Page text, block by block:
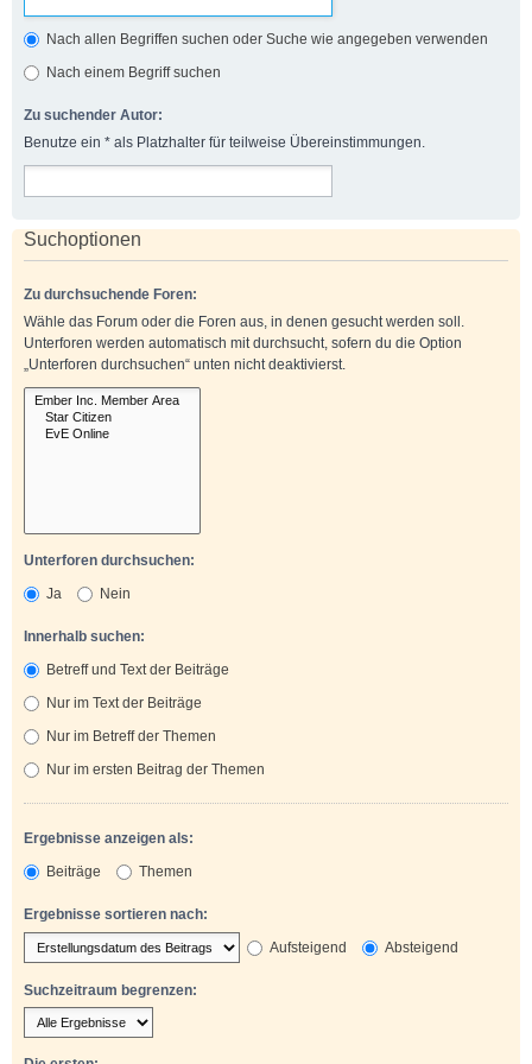
Nach allen Begriffen suchen oder Suche wie angegeben verwenden
Nach einem Begriff suchen
Zu suchender Autor:
Benutze ein * als Platzhalter für teilweise Übereinstimmungen.
Suchoptionen
Zu durchsuchende Foren:
Wähle das Forum oder die Foren aus, in denen gesucht werden soll.
Unterforen werden automatisch mit durchsucht, sofern du die Option
„Unterforen durchsuchen“ unten nicht deaktivierst.
Unterforen durchsuchen:
Ja
Nein
Innerhalb suchen:
Betreff und Text der Beiträge
Nur im Text der Beiträge
Nur im Betreff der Themen
Nur im ersten Beitrag der Themen
Ergebnisse anzeigen als:
Beiträge
Themen
Ergebnisse sortieren nach:
Aufsteigend
Absteigend
Suchzeitraum begrenzen: